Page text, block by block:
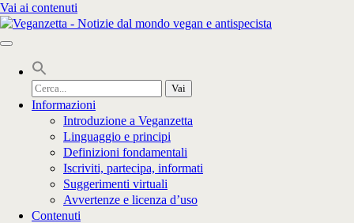
Vai ai contenuti
Cerca
per:
Informazioni
Introduzione a Veganzetta
Linguaggio e principi
Definizioni fondamentali
Iscriviti, partecipa, informati
Suggerimenti virtuali
Avvertenze e licenza d’uso
Contenuti